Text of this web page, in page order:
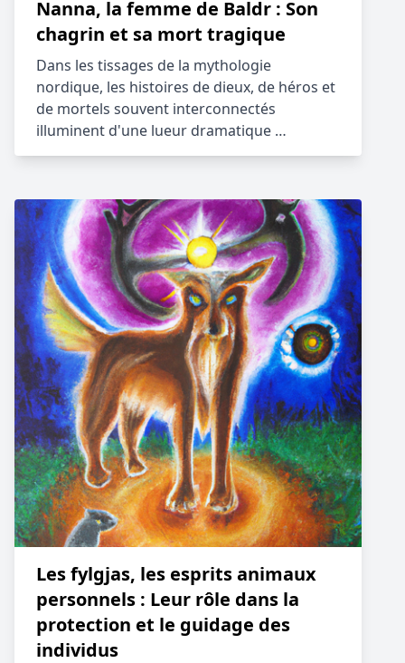
Nanna, la femme de Baldr : Son
chagrin et sa mort tragique
Dans les tissages de la mythologie
nordique, les histoires de dieux, de héros et
de mortels souvent interconnectés
illuminent d'une lueur dramatique …
Les fylgjas, les esprits animaux
personnels : Leur rôle dans la
protection et le guidage des
individus